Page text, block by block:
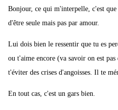
Bonjour, ce qui m'interpelle, c'est
d'être seule mais pas par amour.
Lui dois bien le ressentir que tu es
ou t'aime encore (va savoir on est
t'éviter des crises d'angoisses. Il te
En tout cas, c'est un gars bien.